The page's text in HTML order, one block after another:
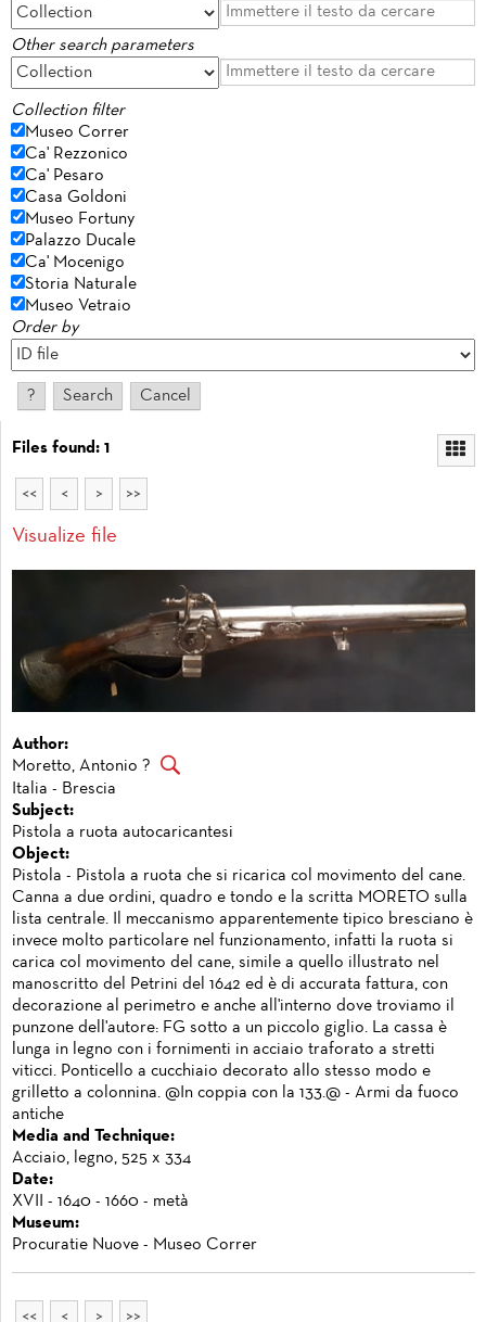
Other search parameters
Collection filter
Museo Correr
Ca' Rezzonico
Ca' Pesaro
Casa Goldoni
Museo Fortuny
Palazzo Ducale
Ca' Mocenigo
Storia Naturale
Museo Vetraio
Order by
Files found: 1
<< < > >>
Visualize file
Author:
Moretto, Antonio ?
Italia - Brescia
Subject:
Pistola a ruota autocaricantesi
Object:
Pistola - Pistola a ruota che si ricarica col movimento del cane.
Canna a due ordini, quadro e tondo e la scritta MORETO sulla
lista centrale. Il meccanismo apparentemente tipico bresciano è
invece molto particolare nel funzionamento, infatti la ruota si
carica col movimento del cane, simile a quello illustrato nel
manoscritto del Petrini del 1642 ed è di accurata fattura, con
decorazione al perimetro e anche all'interno dove troviamo il
punzone dell'autore: FG sotto a un piccolo giglio. La cassa è
lunga in legno con i fornimenti in acciaio traforato a stretti
viticci. Ponticello a cucchiaio decorato allo stesso modo e
grilletto a colonnina. @In coppia con la 133.@ - Armi da fuoco
antiche
Media and Technique:
Acciaio, legno, 525 x 334
Date:
XVII - 1640 - 1660 - metà
Museum:
Procuratie Nuove - Museo Correr
<< < > >>